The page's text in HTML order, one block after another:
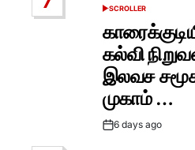
POSTED
SCROLLER
கல்வி
இலவச
முகாம் …
Post6 days ago